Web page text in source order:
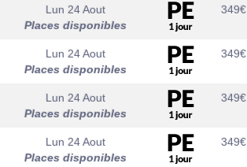
Lun 24 Aout
Places disponibles
349€
Lun 24 Aout
Places disponibles
349€
Lun 24 Aout
Places disponibles
349€
Lun 24 Aout
Places disponibles
349€